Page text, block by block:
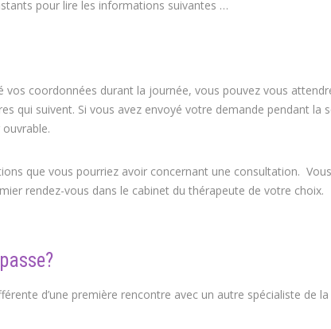
pour lire les informations suivantes …
vos coordonnées durant la journée, vous pouvez vous
qui suivent. Si vous avez envoyé votre demande pendant la
que vous pourriez avoir concernant une consultation.
rendez-vous dans le cabinet du thérapeute de votre choix.
d’une première rencontre avec un autre spécialiste de